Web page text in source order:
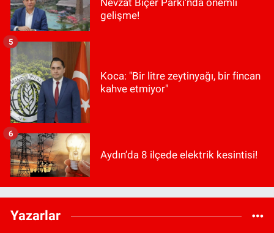
Nevzat Biçer Parkı'nda önemli
gelişme!
Koca: "Bir litre zeytinyağı, bir fincan
kahve etmiyor"
5
Aydın’da 8 ilçede elektrik kesintisi!
6
Yazarlar